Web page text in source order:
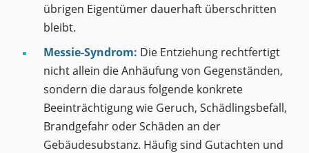
übrigen Eigentümer dauerhaft überschritten
bleibt.
Messie-Syndrom: Die Entziehung rechtfertigt
nicht allein die Anhäufung von Gegenständen,
sondern die daraus folgende konkrete
Beeinträchtigung wie Geruch, Schädlingsbefall,
Brandgefahr oder Schäden an der
Gebäudesubstanz. Häufig sind Gutachten und